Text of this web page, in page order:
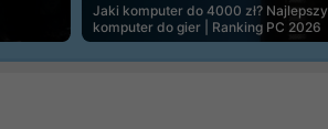
Jaki komputer do 4000 zł? Najlepszy
komputer do gier | Ranking PC 2026